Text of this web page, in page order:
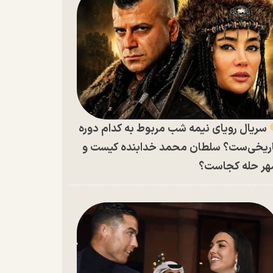
سریال رویای نیمه شب مربوط به کدام دوره
سلطان محمد خدابنده کیست و
حله کجاست؟